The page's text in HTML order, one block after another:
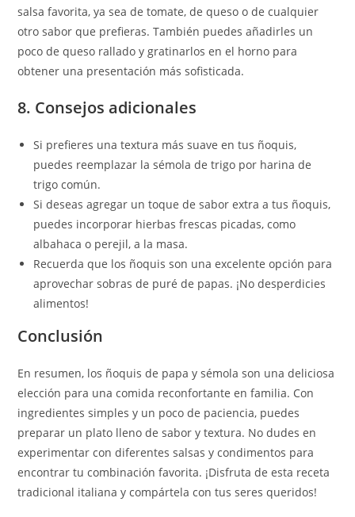
salsa favorita, ya sea de tomate, de queso o de cualquier
otro sabor que prefieras. También puedes añadirles un
poco de queso rallado y gratinarlos en el horno para
obtener una presentación más sofisticada.
8. Consejos adicionales
Si prefieres una textura más suave en tus ñoquis,
puedes reemplazar la sémola de trigo por harina de
trigo común.
Si deseas agregar un toque de sabor extra a tus ñoquis,
puedes incorporar hierbas frescas picadas, como
albahaca o perejil, a la masa.
Recuerda que los ñoquis son una excelente opción para
aprovechar sobras de puré de papas. ¡No desperdicies
alimentos!
Conclusión
En resumen, los ñoquis de papa y sémola son una deliciosa
elección para una comida reconfortante en familia. Con
ingredientes simples y un poco de paciencia, puedes
preparar un plato lleno de sabor y textura. No dudes en
experimentar con diferentes salsas y condimentos para
encontrar tu combinación favorita. ¡Disfruta de esta receta
tradicional italiana y compártela con tus seres queridos!